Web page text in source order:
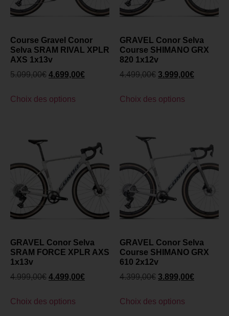
Course Gravel Conor
Selva SRAM RIVAL XPLR
AXS 1x13v
5.099,00€ 4.699,00€
Choix des options
GRAVEL Conor Selva
Course SHIMANO GRX
820 1x12v
4.499,00€ 3.999,00€
Choix des options
GRAVEL Conor Selva
SRAM FORCE XPLR AXS
1x13v
4.999,00€ 4.499,00€
Choix des options
GRAVEL Conor Selva
Course SHIMANO GRX
610 2x12v
4.399,00€ 3.899,00€
Choix des options